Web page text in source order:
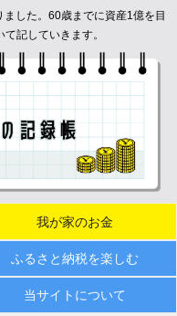
した。60歳までに資産1億を目
記していきます。
我が家のお金
ふるさと納税を楽しむ
当サイトについて